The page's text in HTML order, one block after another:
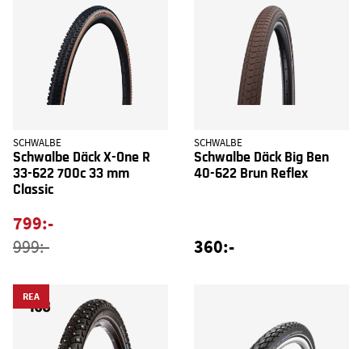
SCHWALBE
Schwalbe Däck X-One R
33-622 700c 33 mm
Classic
799:-
999:-
SCHWALBE
Schwalbe Däck Big Ben
40-622 Brun Reflex
360:-
REA